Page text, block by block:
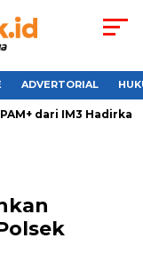
ADVERTORIAL
dari IM3 Hadirkan